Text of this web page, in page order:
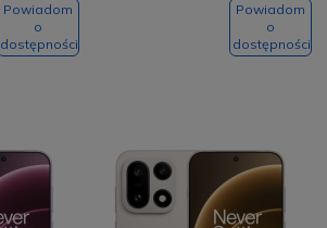
Powiadom
o
dostępności
Powiadom
o
dostępności